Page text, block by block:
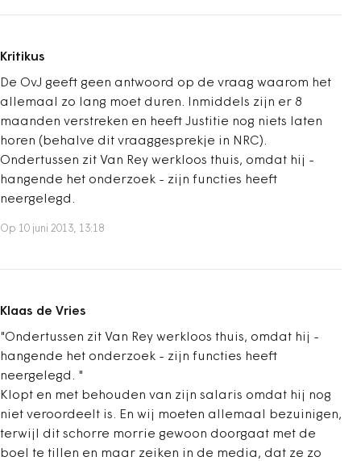
Kritikus
De OvJ geeft geen antwoord op de vraag waarom het
allemaal zo lang moet duren. Inmiddels zijn er 8
maanden verstreken en heeft Justitie nog niets laten
horen (behalve dit vraaggesprekje in NRC).
Ondertussen zit Van Rey werkloos thuis, omdat hij -
hangende het onderzoek - zijn functies heeft
neergelegd.
Op 10 juni 2013, 13:18
Klaas de Vries
"Ondertussen zit Van Rey werkloos thuis, omdat hij -
hangende het onderzoek - zijn functies heeft
neergelegd. "
Klopt en met behouden van zijn salaris omdat hij nog
niet veroordeelt is. En wij moeten allemaal bezuinigen,
terwijl dit schorre morrie gewoon doorgaat met de
boel te tillen en maar zeiken in de media, dat ze zo